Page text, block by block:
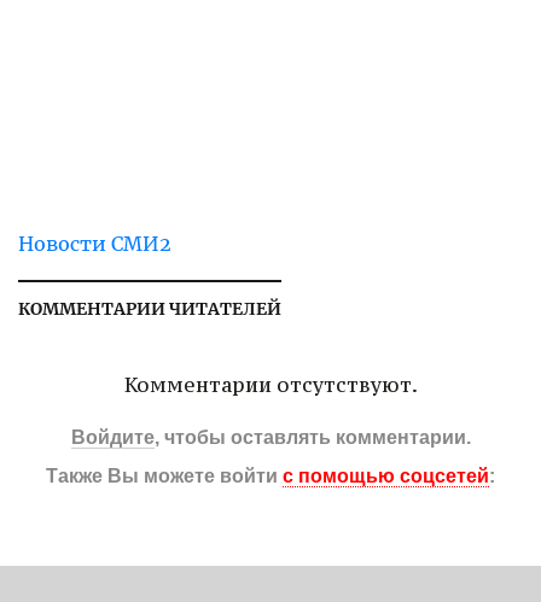
Новости СМИ2
КОММЕНТАРИИ ЧИТАТЕЛЕЙ
Комментарии отсутствуют.
Войдите, чтобы оставлять комментарии.
Также Вы можете войти с помощью соцсетей: